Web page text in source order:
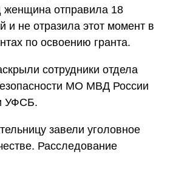
женщина отправила 18
и не отразила этот момент в
по освоению гранта.
сотрудники отдела
МО МВД России
УФСБ.
завели уголовное
Расследование